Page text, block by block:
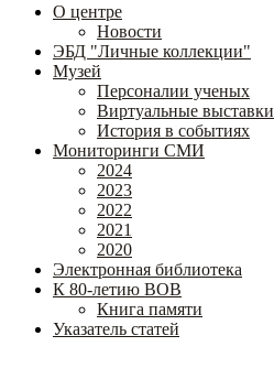
О центре
Новости
ЭБД "Личные коллекции"
Музей
Персоналии ученых
Виртуальные выставки
История в событиях
Мониторинги СМИ
2024
2023
2022
2021
2020
Электронная библиотека
К 80-летию ВОВ
Книга памяти
Указатель статей